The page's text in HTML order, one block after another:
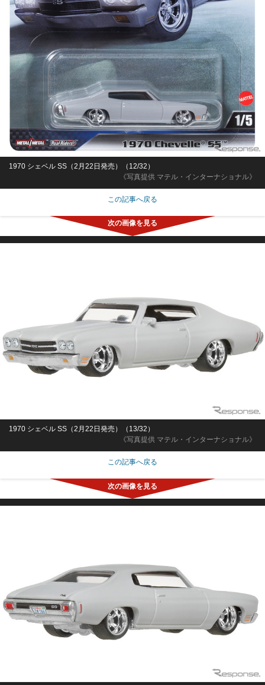
《写真提供 マテル・インターナショナル》
1970 シェベル SS（2月22日発売）（12/32）
この記事へ戻る
《写真提供 マテル・インターナショナル》
1970 シェベル SS（2月22日発売）（13/32）
この記事へ戻る